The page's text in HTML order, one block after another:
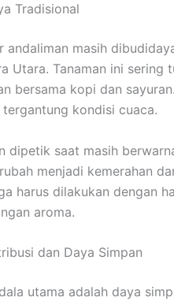
Tradisional
andaliman masih
Utara. Tanaman ini sering
bersama kopi dan
tergantung kondisi cuaca.
dipetik saat masih
menjadi kemerahan
harus dilakukan dengan
aroma.
dan Daya Simpan
utama adalah daya